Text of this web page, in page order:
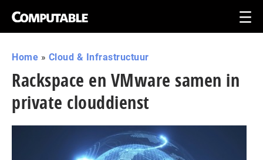
Home » Cloud & Infrastructuur
Rackspace en VMware samen in
private clouddienst